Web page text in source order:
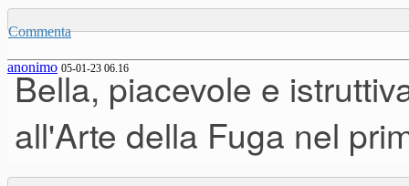
Commenta
anonimo 05-01-23 06.16
Bella, piacevole e
all'Arte della Fuga nel